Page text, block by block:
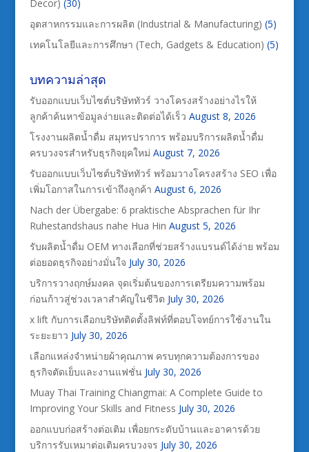
Decor) (30)
อุตสาหกรรมและการผลิต (Industrial & Manufacturing) (5)
เทคโนโลยีและการศึกษา (Tech, Gadgets & Education) (5)
บทความล่าสุด
รับออกแบบเว็บไซต์บริษัททัวร์ วางโครงสร้างอย่างไรให้
ลูกค้าค้นหาข้อมูลง่ายและติดต่อได้เร็ว August 8, 2026
โรงงานผลิตน้ำดื่ม สมุทรปราการ พร้อมบริการผลิตน้ำดื่ม
ครบวงจรสำหรับธุรกิจยุคใหม่ August 7, 2026
รับออกแบบเว็บไซต์บริษัททัวร์ พร้อมวางโครงสร้าง SEO เพื่อ
เพิ่มโอกาสในการเข้าถึงลูกค้า August 6, 2026
Nach der Übergabe: 6 praktische Absprachen für Ihr
Ruhestandshaus nahe Hua Hin August 5, 2026
รับผลิตน้ำดื่ม OEM ทางเลือกที่ช่วยสร้างแบรนด์ได้ง่าย พร้อม
ต่อยอดธุรกิจอย่างมั่นใจ July 30, 2026
บริการวางฤกษ์มงคล จุดเริ่มต้นของการเตรียมความพร้อม
ก่อนก้าวสู่ช่วงเวลาสำคัญในชีวิต July 30, 2026
x lift กับการเลือกบริษัทติดตั้งลิฟท์ที่ตอบโจทย์การใช้งานใน
ระยะยาว July 30, 2026
เลือกแหล่งจำหน่ายผ้าคุณภาพ ครบทุกความต้องการของ
ธุรกิจตัดเย็บและงานแฟชั่น July 30, 2026
Muay Thai Training Chiangmai: A Complete Guide to
Improving Your Skills and Fitness July 30, 2026
ออกแบบก่อสร้างต่อเติม เพื่อยกระดับบ้านและอาคารด้วย
บริการรับเหมาต่อเติมครบวงจร July 30, 2026